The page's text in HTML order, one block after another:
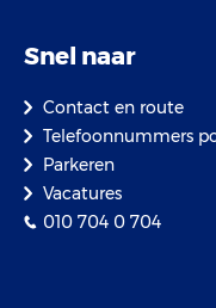
Snel naar
Contact en route
Telefoonnummers
Parkeren
Vacatures
010 704 0 704